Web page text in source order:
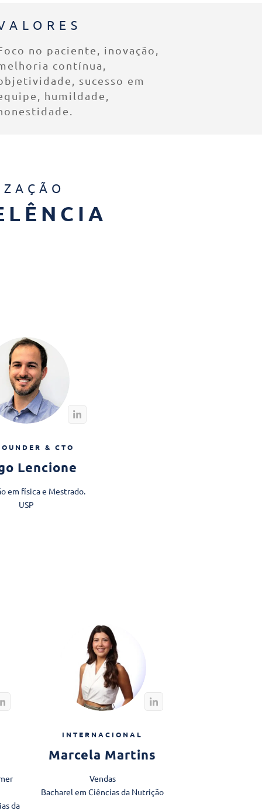
no paciente, inovação,
contínua,
sucesso em
humildade,
& CTO
Lencione
em física e Mestrado.​
USP
da
INTERNACIONAL
Marcela Martins
Vendas
Bacharel em Ciências da Nutrição